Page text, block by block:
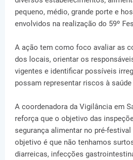
pequeno, médio, grande porte e
envolvidos na realização do 59º
A ação tem como foco avaliar as
dos locais, orientar os
vigentes e identificar possíveis
possam representar riscos à
A coordenadora da Vigilância em
reforça que o objetivo das
segurança alimentar no pré-
objetivo é que não tenhamos
diarreicas, infecções